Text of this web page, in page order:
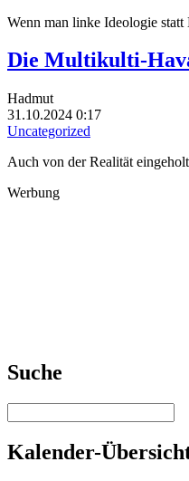
Wenn man linke Ideologie statt
Die Multikulti-
Hadmut
31.10.2024 0:17
Uncategorized
Auch von der Realität
Werbung
Suche
Kalender-